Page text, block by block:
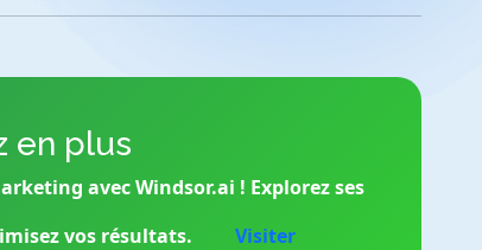
en plus
avec Windsor.ai ! Explorez ses
vos résultats.
Visiter